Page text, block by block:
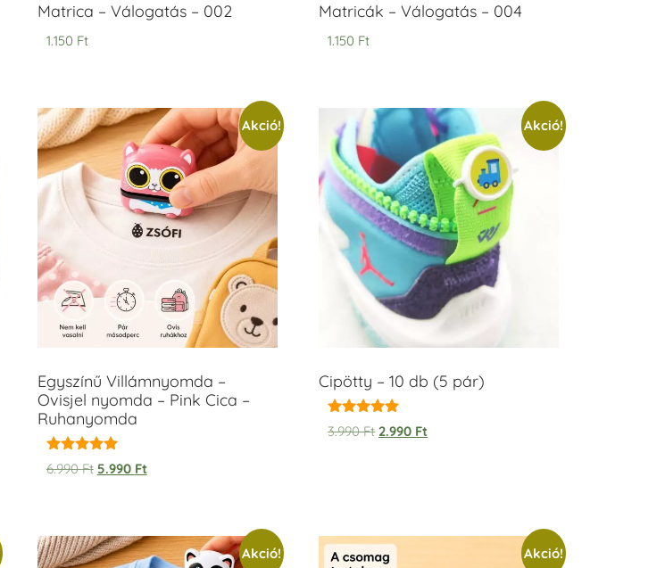
Matrica – Válogatás – 002
1.150 Ft
Matricák – Válogatás – 004
1.150 Ft
Akció!
Egyszínű Villámnyomda –
Ovisjel nyomda – Pink Cica –
Ruhanyomda
Értékelés:
5.00
6.990Ft 5.990 Ft
Akció!
Cipötty – 10 db (5 pár)
Értékelés:
5.00
3.990Ft 2.990 Ft
Akció! Akció!